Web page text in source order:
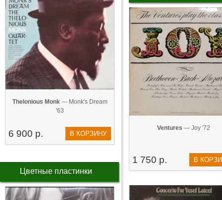
Thelonious Monk— Monk's Dream
'63
6 900 р. В КОРЗИНУ
Цветные пластинки
Ventures — Joy '72
1 750 р. В